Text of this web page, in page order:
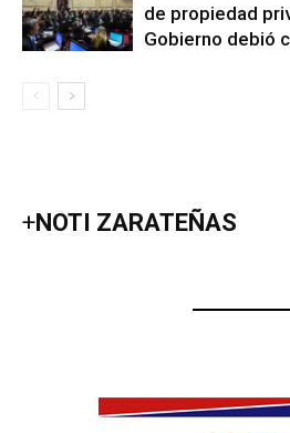
de propiedad
Gobierno debió
+NOTI ZARATEÑAS